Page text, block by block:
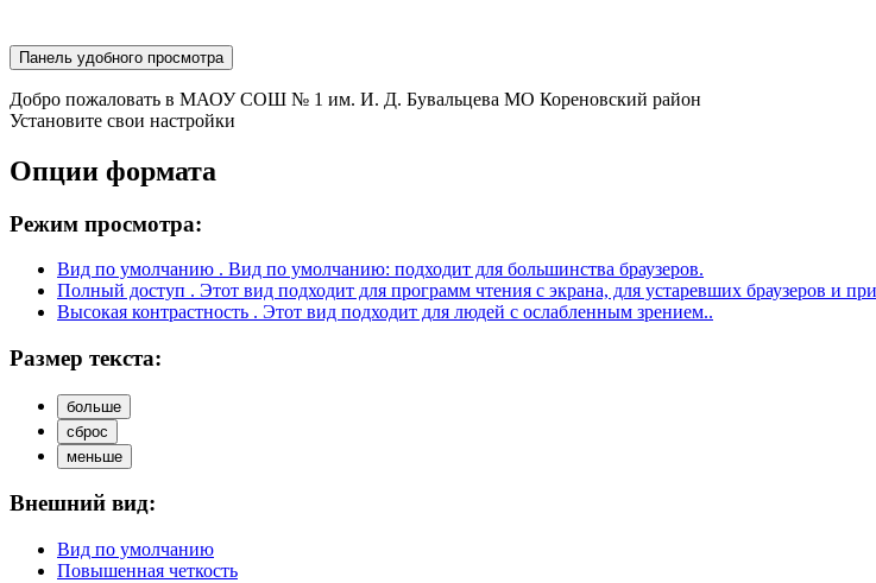
Панель удобного просмотра
Добро пожаловать в МАОУ СОШ № 1 им. И. Д. Бувальцева МО Кореновский район
Установите свои настройки
Опции формата
Режим просмотра:
Вид по умолчанию . Вид по умолчанию: подходит для большинства браузеров.
Полный доступ . Этот вид подходит для программ чтения с экрана, для устаревших браузеров и
Высокая контрастность . Этот вид подходит для людей с ослабленным зрением..
Размер текста:
больше
сброс
меньше
Внешний вид:
Вид по умолчанию
Повышенная четкость